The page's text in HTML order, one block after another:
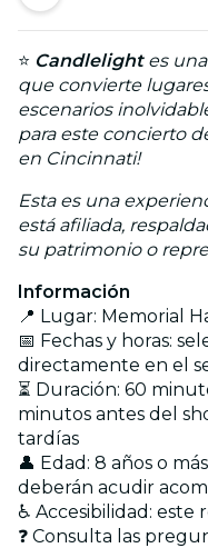
⭐ Candlelightes
que convierte
escenarios
para este concierto
en Cincinnati!
Esta es una
está afiliada,
su patrimonio o
Información
📍 Lugar: Memorial
📅 Fechas y horas:
directamente en el
⏳ Duración: 60
minutos antes del
tardías
👤 Edad: 8 años o
deberán acudir
♿ Accesibilidad:
❓ Consulta las